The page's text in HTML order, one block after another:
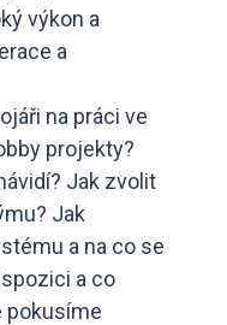
výkon a
a
na práci ve
projekty?
Jak zvolit
Jak
a na co se
a co
pokusíme